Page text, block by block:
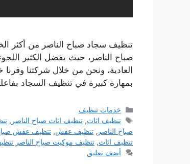
تنظيف سجاد صباح الناصر من أكثر
صباح الناصر، حيث يفضل الكثير
العادية، ونحن من خلال شركتنا
بمهارة كبيرة في تنظيف السجاد
التصنيفات
خدمات تنظيف
الوسوم
تنظيف اثاث,تنظيف اثاث صباح الناصر ,
صباح الناصر , تنظيف عفش, تنظيف عفش صباح
تنظيف اثاث, تنظيف موكيت صباح الناصر
أضف تعليق